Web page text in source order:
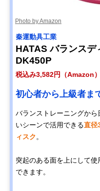
Photo by Amazon
秦運動具工業
HATAS バランスデ
DK450P
税込み3,582円（Amazon）
初心者から上級者ま
バランストレーニングか
いシーンで活用できる直径
ィスク。
突起のある面を上にして
できます。